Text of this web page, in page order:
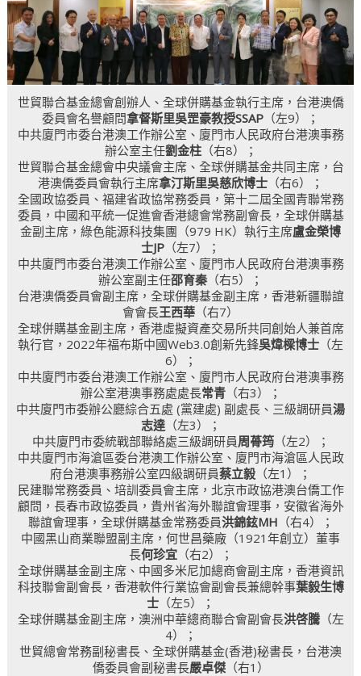
世貿聯合基金總會創辦人、全球併購基金執行主席，台港澳僑
委員會名譽顧問拿督斯里吳罡豪教授SSAP （左9）；
中共廈門市委台港澳工作辦公室、廈門市人民政府台港澳事務
辦公室主任劉金柱（右8）；
世貿聯合基金總會中央議會主席、全球併購基金共同主席，台
港澳僑委員會執行主席拿汀斯里吳慈欣博士 （右6）；
全國政協委員、福建省政協常務委員，第十二屆全國青聯常務
委員，中國和平統一促進會香港總會常務副會長，全球併購基
金副主席，綠色能源科技集團（979 HK）執行主席盧金榮博
士JP （左7）；
中共廈門市委台港澳工作辦公室、廈門市人民政府台港澳事務
辦公室副主任邵育秦（右5）；
台港澳僑委員會副主席，全球併購基金副主席，香港新疆聯誼
會會長王西華 （右7）
全球併購基金副主席，香港虛擬資產交易所共同創始人兼首席
執行官，2022年福布斯中國Web3.0創新先鋒吳煒樑博士 （左
6）；
中共廈門市委台港澳工作辦公室、廈門市人民政府台港澳事務
辦公室港澳事務處處長常青（右3）；
中共廈門市委辦公廳綜合五處 (黨建處) 副處長、三級調研員湯
志達（左3）；
中共廈門市委統戰部聯絡處三級調研員周蓇筠（左2）；
中共廈門市海滄區委台港澳工作辦公室、廈門市海滄區人民政
府台港澳事務辦公室四級調研員蔡立毅 （左1）；
民建聯常務委員、培訓委員會主席，北京市政協港澳台僑工作
顧問，長春市政協委員，貴州省海外聯誼會理事，安徽省海外
聯誼會理事，全球併購基金常務委員洪錦鉉MH （右4）；
中國黑山商業聯盟副主席，何世昌藥廠（1921年創立）董事
長何珍宜（右2）；
全球併購基金副主席、中國多米尼加總商會副主席，香港資訊
科技聯會副會長，香港軟件行業協會副會長兼總幹事葉毅生博
士 （左5）；
全球併購基金副主席，澳洲中華總商聯合會副會長洪啓騰（左
4）；
世貿總會常務副秘書長、全球併購基金(香港)秘書長，台港澳
僑委員會副秘書長嚴卓傑（右1）